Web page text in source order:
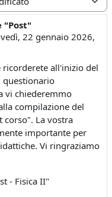
"Post"
22 gennaio 2026,
ricorderete all'inizio del
questionario
vi chiederemmo
compilazione del
corso". La vostra
importante per
Vi ringraziamo
- Fisica II"